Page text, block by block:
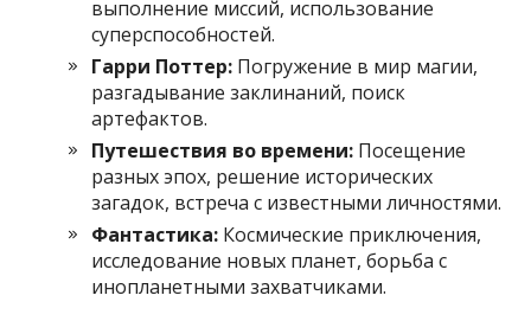
выполнение миссий, использование
суперспособностей.
Гарри Поттер: Погружение в мир магии,
разгадывание заклинаний, поиск
артефактов.
Путешествия во времени: Посещение
разных эпох, решение исторических
загадок, встреча с известными личностями.
Фантастика: Космические приключения,
исследование новых планет, борьба с
инопланетными захватчиками.